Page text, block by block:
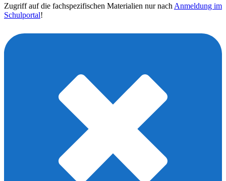
Zugriff auf die fachspezifischen Materialien nur nach Anmeldung im
Schulportal!